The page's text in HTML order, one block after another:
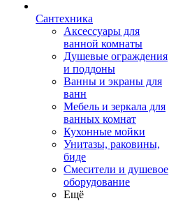
Сантехника
Аксессуары для
ванной комнаты
Душевые ограждения
и поддоны
Ванны и экраны для
ванн
Мебель и зеркала для
ванных комнат
Кухонные мойки
Унитазы, раковины,
биде
Смесители и душевое
оборудование
Ещё